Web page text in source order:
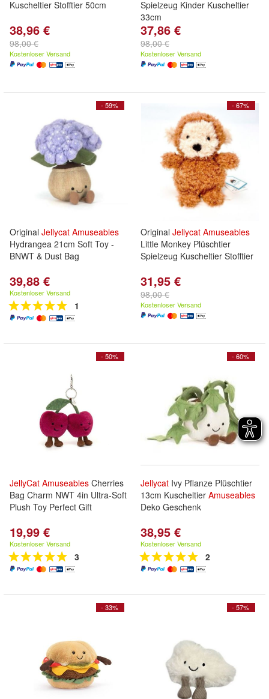
Kuscheltier Stofftier 50cm
38,96 €
98,00 €
Kostenloser Versand
Spielzeug Kinder Kuscheltier
33cm
37,86 €
98,00 €
Kostenloser Versand
- 59%
Original Jellycat Amuseables
Hydrangea 21cm Soft Toy -
BNWT & Dust Bag
39,88 €
Kostenloser Versand
1
- 67%
Original Jellycat Amuseables
Little Monkey Plüschtier
Spielzeug Kuscheltier Stofftier
31,95 €
98,00 €
Kostenloser Versand
- 50%
JellyCat Amuseables Cherries
Bag Charm NWT 4in Ultra-Soft
Plush Toy Perfect Gift
19,99 €
Kostenloser Versand
3
- 60%
Jellycat Ivy Pflanze Plüschtier
13cm Kuscheltier Amuseables
Deko Geschenk
38,95 €
Kostenloser Versand
2
- 33% - 57%